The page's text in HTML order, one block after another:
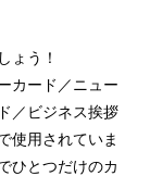
ょう！
カード／ニュー
／ビジネス挨拶
使用されていま
ひとつだけのカ